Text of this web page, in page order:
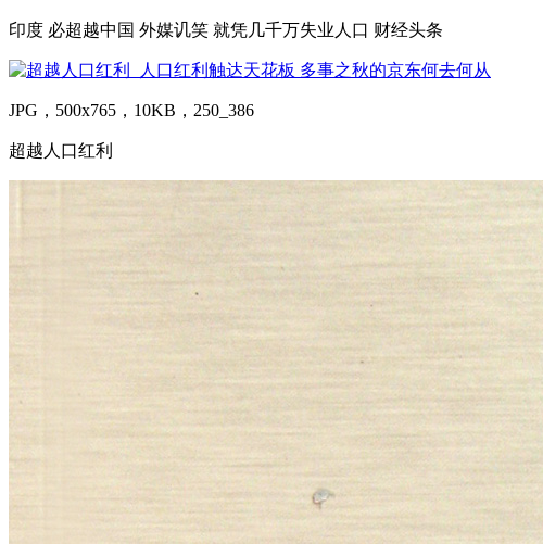
印度 必超越中国 外媒讥笑 就凭几千万失业人口 财经头条
JPG，500x765，10KB，250_386
超越人口红利